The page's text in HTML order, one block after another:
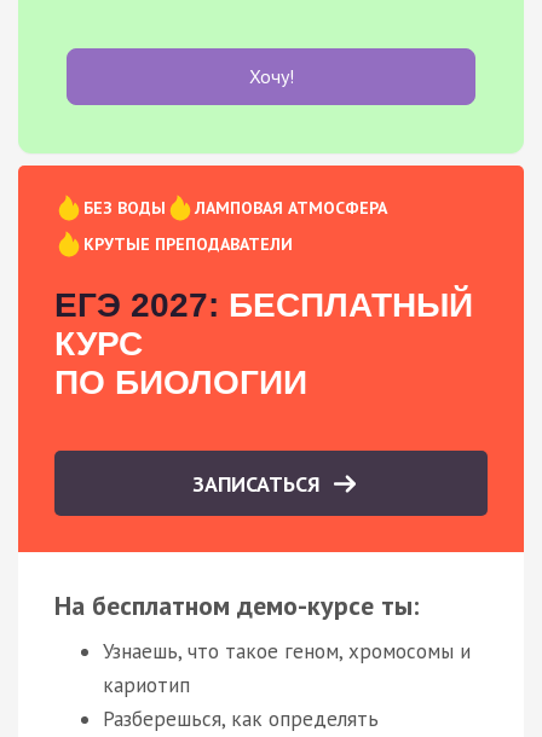
Хочу!
БЕЗ ВОДЫ
ЛАМПОВАЯ АТМОСФЕРА
КРУТЫЕ ПРЕПОДАВАТЕЛИ
ЕГЭ 2027: БЕСПЛАТНЫЙ
КУРС
ПО БИОЛОГИИ
ЗАПИСАТЬСЯ
На бесплатном демо-курсе ты:
Узнаешь, что такое геном, хромосомы и
кариотип
Разберешься, как определять